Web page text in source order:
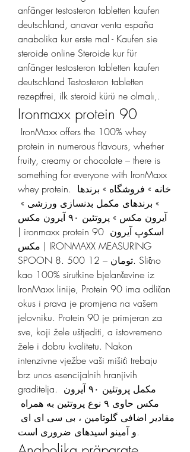
anfänger testosteron tabletten kaufen
deutschland, anavar venta españa
anabolika kur erste mal - Kaufen sie
steroide online Steroide kur für
anfänger testosteron tabletten kaufen
deutschland Testosteron tabletten
rezeptfrei, ilk steroid kürü ne olmalı,.
Ironmaxx protein 90
protein in numerous flavours, whether
fruity, creamy or chocolate – there is
something for everyone with IronMaxx
whey protein. خانه » فروشگاه » برندها
آیرون مکس » پروتئین ۹۰ آیرون مکس
| ironmaxx protein 90 اسکوپ آیرون
مکس | IRONMAXX MEASURING
SPOON 8. 500 تومان – 12. Slično
kao 100% sirutkine bjelančevine iz
IronMaxx linije, Protein 90 ima odličan
okus i prava je promjena na vašem
jelovniku. Protein 90 je primjeran za
sve, koji žele uštjediti, a istovremeno
žele i dobru kvalitetu. Nakon
intenzivne vježbe vaši mišići trebaju
brz unos esencijalnih hranjivih
graditelja. مکمل پروتئین ۹۰ آیرون
و آمینو اسیدهای ضروری است.